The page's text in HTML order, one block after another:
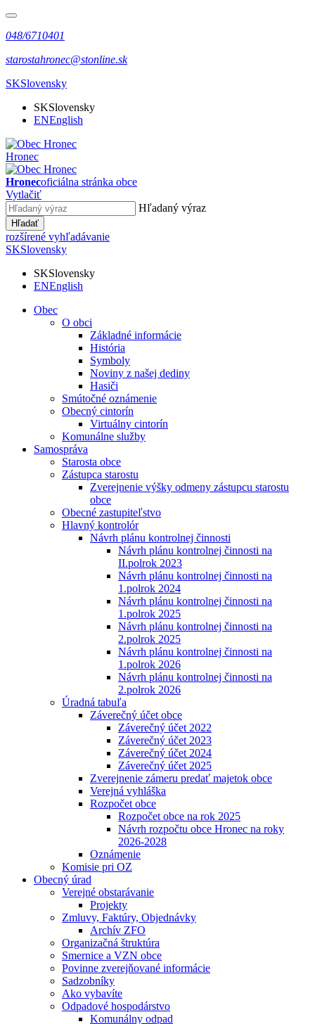
048/6710401
starostahronec@stonline.sk
SKSlovensky
SKSlovensky
ENEnglish
Hronec
Hronecoficiálna stránka obce
Vytlačiť
Hľadaný výraz
Hľadať
rozšírené vyhľadávanie
SKSlovensky
SKSlovensky
ENEnglish
Obec
O obci
Základné informácie
História
Symboly
Noviny z našej dediny
Hasiči
Smútočné oznámenie
Obecný cintorín
Virtuálny cintorín
Komunálne služby
Samospráva
Starosta obce
Zástupca starostu
Zverejnenie výšky odmeny zástupcu starostu
obce
Obecné zastupiteľstvo
Hlavný kontrolór
Návrh plánu kontrolnej činnosti
Návrh plánu kontrolnej činnosti na
II.polrok 2023
Návrh plánu kontrolnej činnosti na
1.polrok 2024
Návrh plánu kontrolnej činnosti na
1.polrok 2025
Návrh plánu kontrolnej činnosti na
2.polrok 2025
Návrh plánu kontrolnej činnosti na
1.polrok 2026
Návrh plánu kontrolnej činnosti na
2.polrok 2026
Úradná tabuľa
Záverečný účet obce
Záverečný účet 2022
Záverečný účet 2023
Záverečný účet 2024
Záverečný účet 2025
Zverejnenie zámeru predať majetok obce
Verejná vyhláška
Rozpočet obce
Rozpočet obce na rok 2025
Návrh rozpočtu obce Hronec na roky
2026-2028
Oznámenie
Komisie pri OZ
Obecný úrad
Verejné obstarávanie
Projekty
Zmluvy, Faktúry, Objednávky
Archív ZFO
Organizačná štruktúra
Smernice a VZN obce
Povinne zverejňované informácie
Sadzobníky
Ako vybavíte
Odpadové hospodárstvo
Komunálny odpad